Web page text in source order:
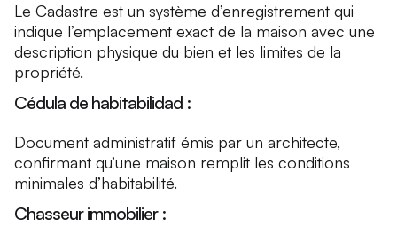
Le Cadastre est un système d’enregistrement qui
indique l’emplacement exact de la maison avec une
description physique du bien et les limites de la
propriété.
Cédula de habitabilidad :
Document administratif émis par un architecte,
confirmant qu’une maison remplit les conditions
minimales d’habitabilité.
Chasseur immobilier :